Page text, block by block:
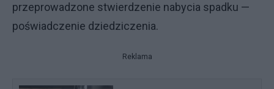
przeprowadzone stwierdzenie nabycia spadku —
poświadczenie dziedziczenia.
Reklama